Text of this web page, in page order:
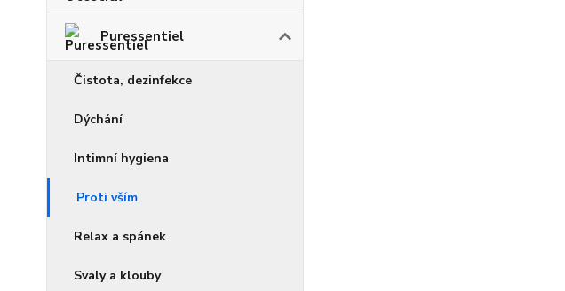
Puressentiel
Čistota, dezinfekce
Dýchání
Intimní hygiena
Proti vším
Relax a spánek
Svaly a klouby